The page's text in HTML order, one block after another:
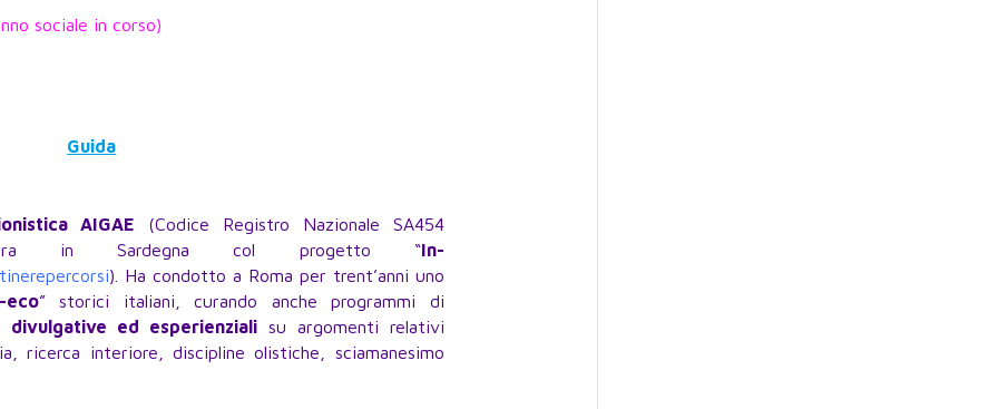
sociale in corso)
Guida
AIGAE (Codice Registro Nazionale SA454
in Sardegna col progetto “In-
). Ha condotto a Roma per trent’anni uno
” storici italiani, curando anche programmi di
ed esperienzialisu argomenti relativi
ricerca interiore, discipline olistiche, sciamanesimo